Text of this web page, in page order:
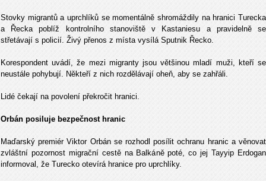
Stovky migrantů a uprchlíků se momentálně shromáždily na hranici Turecka
a Řecka poblíž kontrolního stanoviště v Kastaniesu a pravidelně se
střetávají s policií. Živý přenos z místa vysílá Sputnik Řecko.
Korespondent uvádí, že mezi migranty jsou většinou mladí muži, kteří se
neustále pohybují. Někteří z nich rozdělávají oheň, aby se zahřáli.
Lidé čekají na povolení překročit hranici.
Orbán posiluje bezpečnost hranic
Maďarský premiér Viktor Orbán se rozhodl posílit ochranu hranic a věnovat
zvláštní pozornost migrační cestě na Balkáně poté, co jej Tayyip Erdogan
informoval, že Turecko otevírá hranice pro uprchlíky.